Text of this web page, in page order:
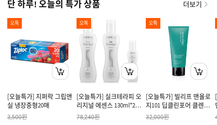
단 하루! 오늘의 특가 상품 더보기
오특
[오늘특가] 지퍼락 그립앤
실 냉장중형20매
3,500원
오특
[오늘특가] 실크테라피 오
리지널 에센스 130ml*2 +
60ml
78,240원
오특
[오늘특가] 빌리프 맨올로
지101 딥클린포어 클렌징
솝 160ml
32,000원